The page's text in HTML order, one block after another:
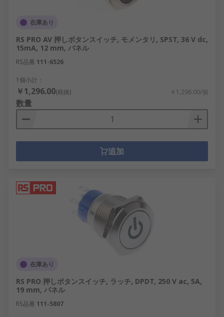
在庫あり
RS PRO AV 押しボタンスイッチ, モメンタリ, SPST, 36 V dc,
15mA, 12 mm, パネル
RS品番 111-6526
1個小計：
￥1,296.00(税抜) ￥1,296.00/個
数量
追加
在庫あり
RS PRO 押しボタンスイッチ, ラッチ, DPDT, 250 V ac, 5A,
19 mm, パネル
RS品番 111-5807